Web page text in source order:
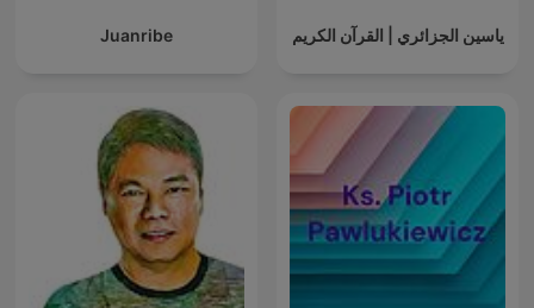
ياسين الجزائري | القرآن الكريم Juanribe